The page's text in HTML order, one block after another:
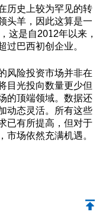
历史上较为罕见的转
头羊，因此这算是一
这是自2012年以来，
巴西初创企业。
风险投资市场并非在
目光投向数量更少但
的顶端领域。数据还
动态灵活。所有这些
已有所提高，但对于
场依然充满机遇。